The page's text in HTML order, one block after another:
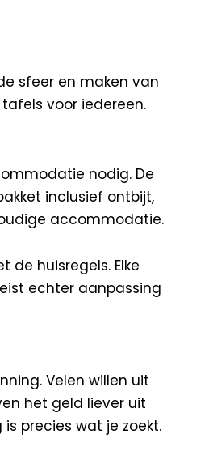
sfeer en maken van
voor iedereen.
nodig. De
inclusief ontbijt,
accommodatie.
huisregels. Elke
echter aanpassing
Velen willen uit
het geld liever uit
precies wat je zoekt.